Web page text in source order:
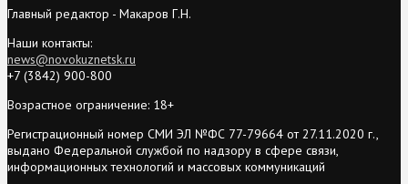
Главный редактор - Макаров Г.Н.
Наши контакты:
news@novokuznetsk.ru
+7 (3842) 900-800
Возрастное ограничение: 18+
Регистрационный номер СМИ ЭЛ №ФС 77-79664 от 27.11.2020 г.,
выдано Федеральной службой по надзору в сфере связи,
информационных технологий и массовых коммуникаций